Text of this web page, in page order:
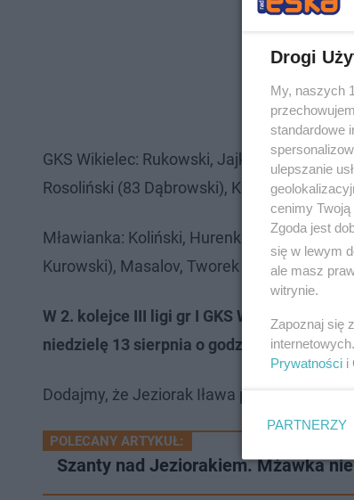
GKS Wikielec: Rukowski, Jajkowski,
Rosoliński (83 Dąbrowski), Kordykiewicz,
Mławianka: Koliński, Hurenko,
Kurowski), Masalov, Tworek (63 Powązka)
W 2. kolejce III ligi gr I GKS Wikielec zagra
niedzielę 13 sierpnia o godz. 14:00.
Dodajmy, że Jeziorak Iława przegrał swój
POLECANY ARTYKUŁ:
Szanty nad Jeziorakiem. Mżawka
Drogi
My, naszych
standardowe
ulepszanie
cenimy
Zgoda jest
się w lewym
ale masz
witrynie.
Zapoznaj się
Prywatności i
PARTNERZY